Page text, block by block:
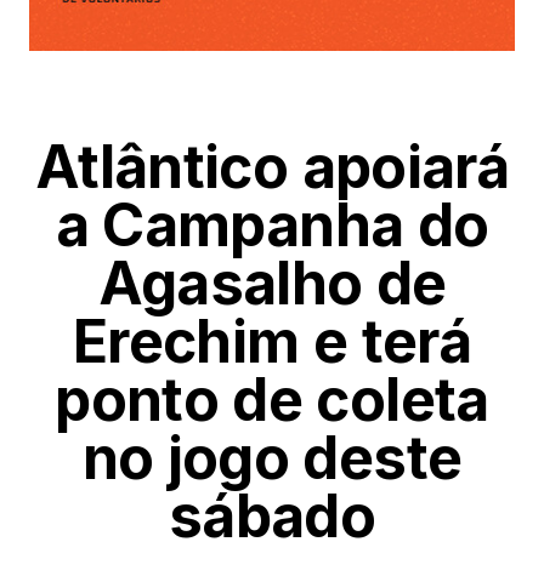
Atlântico apoiará
a Campanha do
Agasalho de
Erechim e terá
ponto de coleta
no jogo deste
sábado